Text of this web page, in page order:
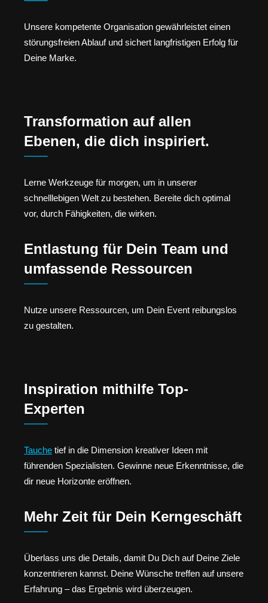
Unsere kompetente Organisation gewährleistet einen
störungsfreien Ablauf und sichert langfristigen Erfolg für
Deine Marke.
Transformation auf allen
Ebenen, die dich inspiriert.
Lerne Werkzeuge für morgen, um in unserer
schnelllebigen Welt zu bestehen. Bereite dich optimal
vor, durch Fähigkeiten, die wirken.
Entlastung für Dein Team und
umfassende Ressourcen
Nutze unsere Ressourcen, um Dein Event reibungslos
zu gestalten.
Inspiration mithilfe Top-
Experten
Tauche tief in die Dimension kreativer Ideen mit
führenden Spezialisten. Gewinne neue Erkenntnisse, die
dir neue Horizonte eröffnen.
Mehr Zeit für Dein Kerngeschäft
Überlass uns die Details, damit Du Dich auf Deine Ziele
konzentrieren kannst. Deine Wünsche treffen auf unsere
Erfahrung – das Ergebnis wird überzeugen.